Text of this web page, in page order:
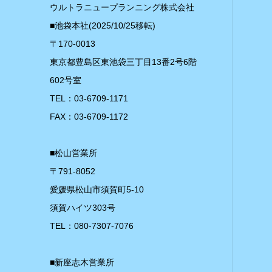
ウルトラニュープランニング株式会社
■池袋本社(2025/10/25移転)
〒170-0013
東京都豊島区東池袋三丁目13番2号6階
602号室
TEL：03-6709-1171
FAX：03-6709-1172
■松山営業所
〒791-8052
愛媛県松山市須賀町5-10
須賀ハイツ303号
TEL：080-7307-7076
■新座志木営業所